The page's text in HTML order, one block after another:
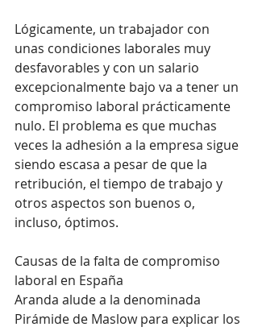
Lógicamente, un trabajador con
unas condiciones laborales muy
desfavorables y con un salario
excepcionalmente bajo va a tener un
compromiso laboral prácticamente
nulo. El problema es que muchas
veces la adhesión a la empresa sigue
siendo escasa a pesar de que la
retribución, el tiempo de trabajo y
otros aspectos son buenos o,
incluso, óptimos.
Causas de la falta de compromiso
laboral en España
Aranda alude a la denominada
Pirámide de Maslow para explicar los